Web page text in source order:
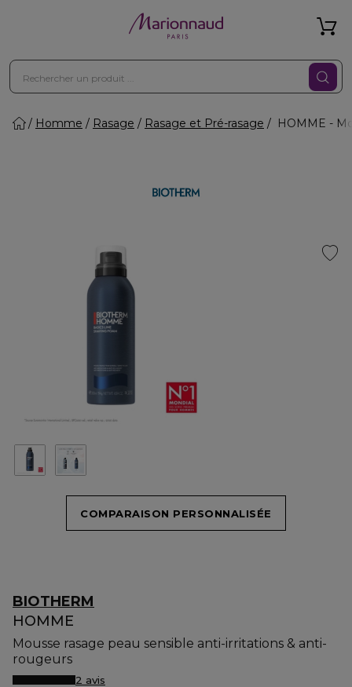
Homme Rasage Rasage et Pré-rasage HOMME -
COMPARAISON PERSONNALISÉE
BIOTHERM
HOMME
Mousse rasage peau sensible anti-irritations & anti-
rougeurs
2 avis